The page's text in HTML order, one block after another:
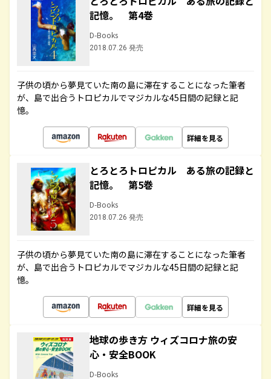
記憶。 第4巻
D-Books
2018.07.26 発売
子供の頃から夢見ていた南の島に滞在することになった筆者
が、島で出合うトロピカルでマジカルな45日間の記録と記
憶。
詳細を見る
とろとろトロピカル ある旅の記録と
記憶。 第5巻
D-Books
2018.07.26 発売
子供の頃から夢見ていた南の島に滞在することになった筆者
が、島で出合うトロピカルでマジカルな45日間の記録と記
憶。
詳細を見る
地球の歩き方 ウィズコロナ旅の安
心・安全BOOK
D-Books